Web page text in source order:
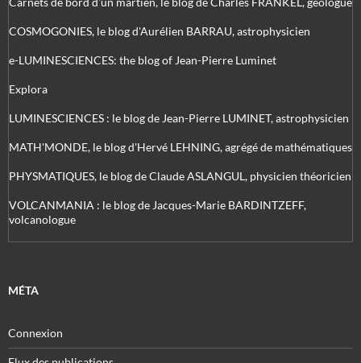
COSMOGONIES, le blog d'Aurélien BARRAU, astrophysicien
e-LUMINESCIENCES: the blog of Jean-Pierre Luminet
Explora
LUMINESCIENCES : le blog de Jean-Pierre LUMINET, astrophysicien
MATH'MONDE, le blog d'Hervé LEHNING, agrégé de mathématiques
PHYSMATIQUES, le blog de Claude ASLANGUL, physicien théoricien
VOLCANMANIA : le blog de Jacques-Marie BARDINTZEFF,
volcanologue
MÉTA
Connexion